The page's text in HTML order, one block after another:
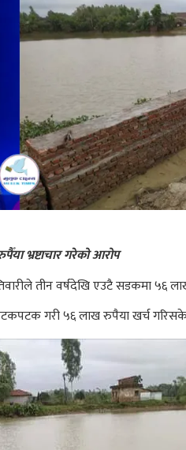
भ्रष्टाचार गरेको आरोप
तिवारीले तीन वर्षदेखि एउटै सडकमा
गरी ५६ लाख रुपैया खर्च